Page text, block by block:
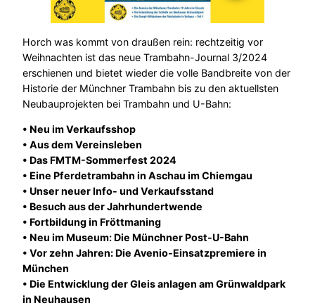
Horch was kommt von draußen rein: rechtzeitig vor
Weihnachten ist das neue Trambahn-Journal 3/2024
erschienen und bietet wieder die volle Bandbreite von der
Historie der Münchner Trambahn bis zu den aktuellsten
Neubauprojekten bei Trambahn und U-Bahn:
• Neu im Verkaufsshop
• Aus dem Vereinsleben
• Das FMTM-Sommerfest 2024
• Eine Pferdetrambahn in Aschau im Chiemgau
• Unser neuer Info- und Verkaufsstand
• Besuch aus der Jahrhundertwende
• Fortbildung in Fröttmaning
• Neu im Museum: Die Münchner Post-U-Bahn
• Vor zehn Jahren: Die Avenio-Einsatzpremiere in
München
• Die Entwicklung der Gleis anlagen am Grünwaldpark
in Neuhausen